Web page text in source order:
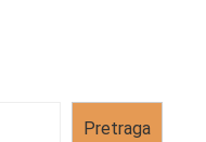
Pretraga